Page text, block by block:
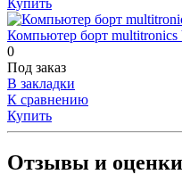
Купить
Компьютер борт
0
Под заказ
В закладки
К сравнению
Купить
Отзывы и оценки